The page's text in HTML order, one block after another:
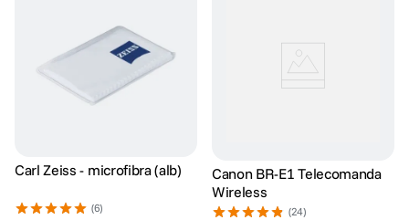
Carl Zeiss - microfibra (alb)
(6)
Canon BR-E1 Telecomanda
Wireless
(24)